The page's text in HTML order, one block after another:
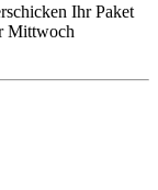
Ihr Paket
Mittwoch